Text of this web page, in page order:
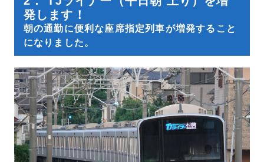
発します！
朝の通勤に便利な座席指定列車が増発すること
になりました。